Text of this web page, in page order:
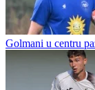
Golmani u centru